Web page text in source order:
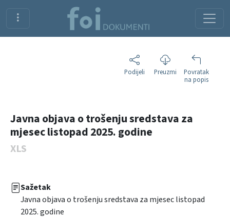
Podijeli Preuzmi
Povratak
na popis
Javna objava o trošenju sredstava za
mjesec listopad 2025. godine
XLS
Sažetak
Javna objava o trošenju sredstava za mjesec listopad
2025. godine